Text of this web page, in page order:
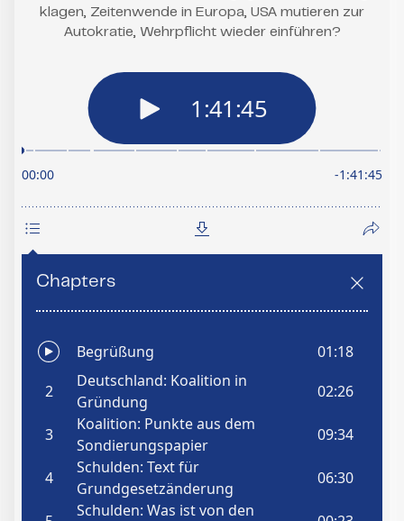
klagen, Zeitenwende in Europa, USA mutieren zur
Autokratie, Wehrpflicht wieder einführen?